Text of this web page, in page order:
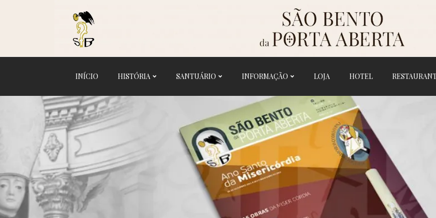
INÍCIO HISTÓRIA SANTUÁRIO INFORMAÇÃO LOJA HOTEL
INÍCIO
HISTÓRIA
SANTUÁRIO
INFORMAÇÃO
LOJA